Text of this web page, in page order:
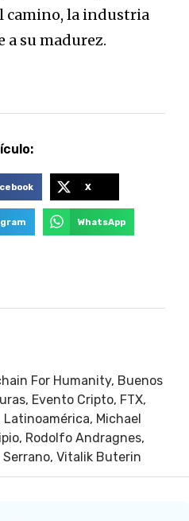
camino, la industria
a su madurez.
X
WhatsApp
For Humanity, Buenos
, Evento Cripto, FTX,
Latinoamérica, Michael
, Rodolfo Andragnes,
, Vitalik Buterin